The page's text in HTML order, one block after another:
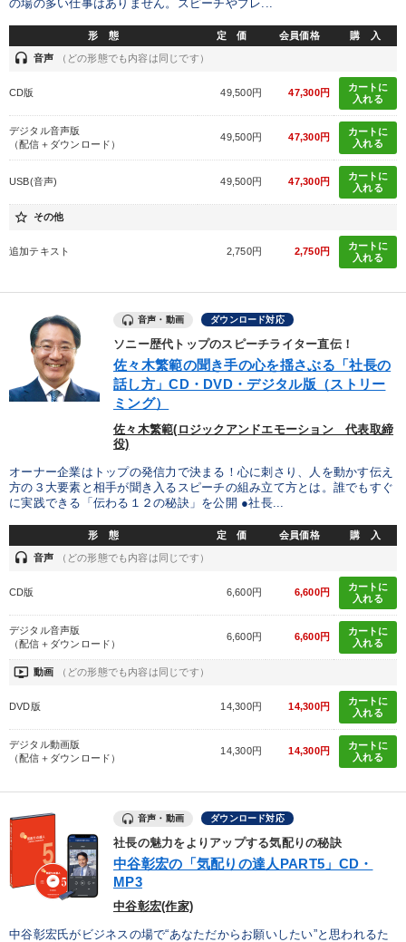
の場の多い仕事はありません。スピーチやプレ...
形 態 定 価 会員価格 購 入
headset 音声 （どの形態でも内容は同じです）
CD版 49,500円 47,300円
カートに
入れる
デジタル音声版
（配信＋ダウンロード）
49,500円 47,300円
カートに
入れる
USB(音声) 49,500円 47,300円
カートに
入れる
star_border その他
追加テキスト 2,750円 2,750円
カートに
入れる
音声・動画 ダウンロード対応
ソニー歴代トップのスピーチライター直伝！
佐々木繁範の聞き手の心を揺さぶる「社長の
話し方」CD・DVD・デジタル版（ストリー
ミング）
佐々木繁範(ロジックアンドエモーション 代表取締
役)
オーナー企業はトップの発信力で決まる！心に刺さり、人を動かす伝え
方の３大要素と相手が聞き入るスピーチの組み立て方とは。誰でもすぐ
に実践できる「伝わる１２の秘訣」を公開 ●社長...
形 態 定 価 会員価格 購 入
headset 音声 （どの形態でも内容は同じです）
CD版 6,600円 6,600円
カートに
入れる
デジタル音声版
（配信＋ダウンロード）
6,600円 6,600円
カートに
入れる
ondemand_video 動画 （どの形態でも内容は同じです）
DVD版 14,300円 14,300円
カートに
入れる
デジタル動画版
（配信＋ダウンロード）
14,300円 14,300円
カートに
入れる
音声・動画 ダウンロード対応
社長の魅力をよりアップする気配りの秘訣
中谷彰宏の「気配りの達人PART5」CD・
MP3
中谷彰宏(作家)
中谷彰宏氏がビジネスの場で“あなただからお願いしたい”と思われるた